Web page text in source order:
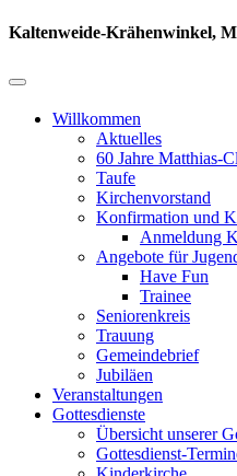
Kaltenweide-Krähenwinkel,
Willkommen
Aktuelles
60 Jahre Matthias-
Taufe
Kirchenvorstand
Konfirmation und
Anmeldung
Angebote für
Have Fun
Trainee
Seniorenkreis
Trauung
Gemeindebrief
Jubiläen
Veranstaltungen
Gottesdienste
Übersicht unserer
Gottesdienst-